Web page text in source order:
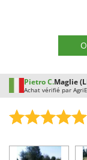
Pietro C.Maglie
Achat vérifié par
Prestations